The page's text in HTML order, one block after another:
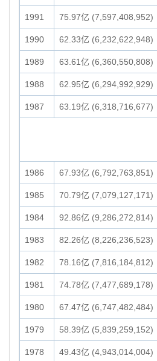
1991 75.97亿 (7,597,408,952)
1990 62.33亿 (6,232,622,948)
1989 63.61亿 (6,360,550,808)
1988 62.95亿 (6,294,992,929)
1987 63.19亿 (6,318,716,677)
1986 67.93亿 (6,792,763,851)
1985 70.79亿 (7,079,127,171)
1984 92.86亿 (9,286,272,814)
1983 82.26亿 (8,226,236,523)
1982 78.16亿 (7,816,184,812)
1981 74.78亿 (7,477,689,178)
1980 67.47亿 (6,747,482,484)
1979 58.39亿 (5,839,259,152)
1978 49.43亿 (4,943,014,004)